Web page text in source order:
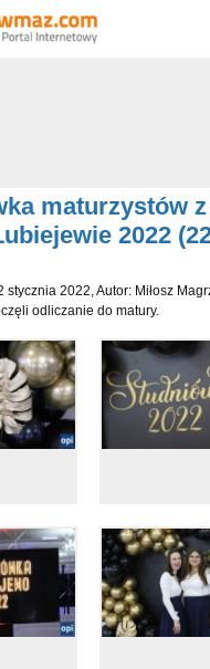
maturzystów
2022
stycznia 2022, Autor: Miłosz
odliczanie do matury.